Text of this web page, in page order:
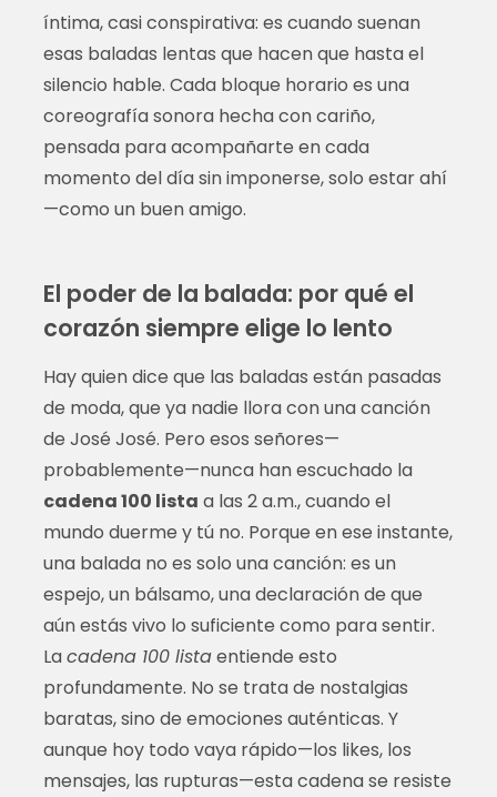
íntima, casi conspirativa: es cuando suenan
esas baladas lentas que hacen que hasta el
silencio hable. Cada bloque horario es una
coreografía sonora hecha con cariño,
pensada para acompañarte en cada
momento del día sin imponerse, solo estar ahí
—como un buen amigo.
El poder de la balada: por qué el
corazón siempre elige lo lento
Hay quien dice que las baladas están pasadas
de moda, que ya nadie llora con una canción
de José José. Pero esos señores—
probablemente—nunca han escuchado la
cadena 100 lista a las 2 a.m., cuando el
mundo duerme y tú no. Porque en ese instante,
una balada no es solo una canción: es un
espejo, un bálsamo, una declaración de que
aún estás vivo lo suficiente como para sentir.
Lacadena 100 listaentiende esto
profundamente. No se trata de nostalgias
baratas, sino de emociones auténticas. Y
aunque hoy todo vaya rápido—los likes, los
mensajes, las rupturas—esta cadena se resiste